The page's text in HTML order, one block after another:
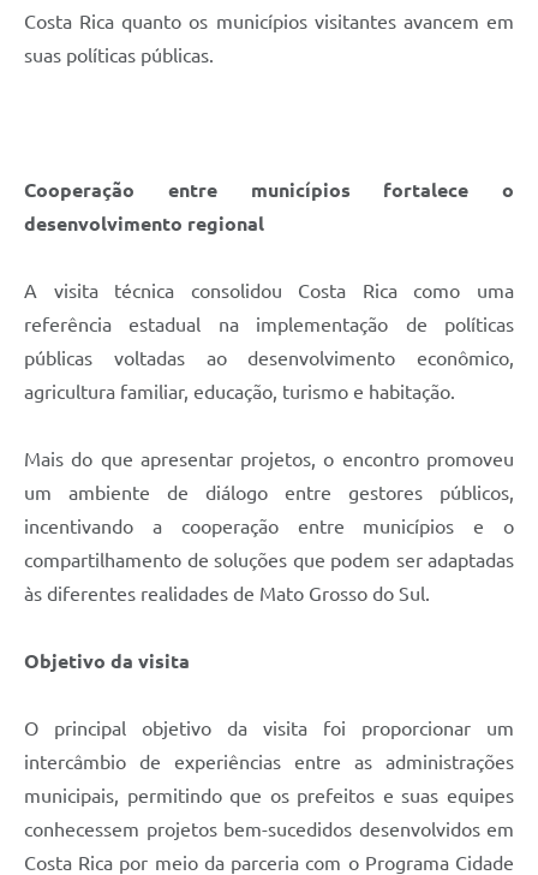
Costa Rica quanto os municípios visitantes avancem em
suas políticas públicas.
Cooperação entre municípios fortalece o
desenvolvimento regional
A visita técnica consolidou Costa Rica como uma
referência estadual na implementação de políticas
públicas voltadas ao desenvolvimento econômico,
agricultura familiar, educação, turismo e habitação.
Mais do que apresentar projetos, o encontro promoveu
um ambiente de diálogo entre gestores públicos,
incentivando a cooperação entre municípios e o
compartilhamento de soluções que podem ser adaptadas
às diferentes realidades de Mato Grosso do Sul.
Objetivo da visita
O principal objetivo da visita foi proporcionar um
intercâmbio de experiências entre as administrações
municipais, permitindo que os prefeitos e suas equipes
conhecessem projetos bem-sucedidos desenvolvidos em
Costa Rica por meio da parceria com o Programa Cidade